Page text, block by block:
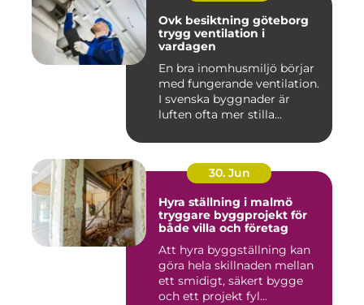
Ovk besiktning göteborg
trygg ventilation i
vardagen
En bra inomhusmiljö börjar
med fungerande ventilation.
I svenska byggnader är
luften ofta mer stilla...
30. Jun
Hyra ställning i malmö
tryggare byggprojekt för
både villa och företag
Att hyra byggställning kan
göra hela skillnaden mellan
ett smidigt, säkert bygge
och ett projekt fyl...